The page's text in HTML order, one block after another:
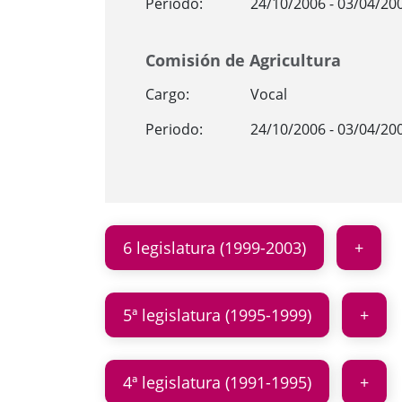
Comisión de Agricultura
Cargo:
Vocal
Periodo:
24/10/2006 - 03/04/
6 legislatura (1999-2003)
5ª legislatura (1995-1999)
4ª legislatura (1991-1995)